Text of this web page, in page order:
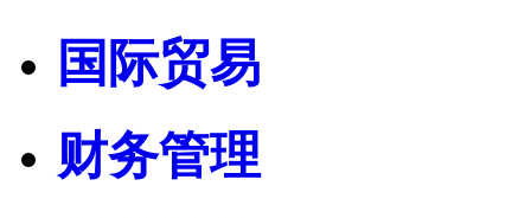
国际贸易
财务管理